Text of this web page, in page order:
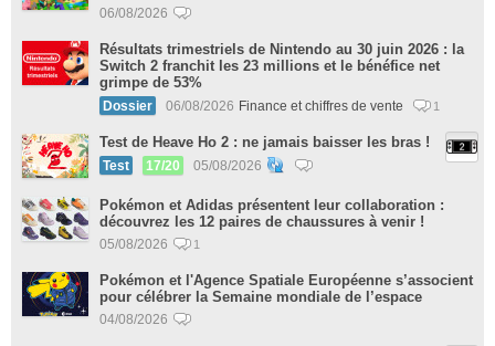
06/08/2026
Résultats trimestriels de Nintendo au 30 juin 2026 : la
Switch 2 franchit les 23 millions et le bénéfice net
grimpe de 53%
Dossier 06/08/2026 Finance et chiffres de vente 1
Test de Heave Ho 2 : ne jamais baisser les bras !
Test 17/20 05/08/2026
Pokémon et Adidas présentent leur collaboration :
découvrez les 12 paires de chaussures à venir !
05/08/2026 1
Pokémon et l'Agence Spatiale Européenne s’associent
pour célébrer la Semaine mondiale de l’espace
04/08/2026